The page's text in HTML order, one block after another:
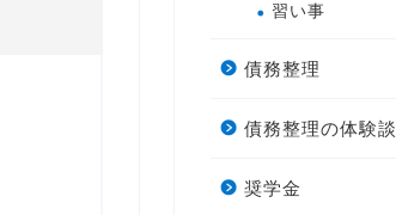
習い事
債務整理
債務整理の体験談
奨学金